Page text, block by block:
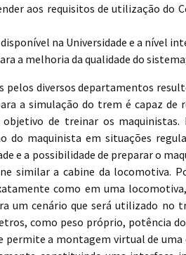
aos requisitos de utilização do
na Universidade e a nível
a melhoria da qualidade do
pelos diversos departamentos
a simulação do trem é capaz
de treinar os
do maquinista em situações
e a possibilidade de preparar o
similar a cabine da locomotiva.
como em uma
um cenário que será utilizado
como peso próprio, potência
a montagem virtual de uma